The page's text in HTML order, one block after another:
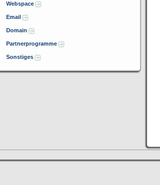
Webspace
Email
Domain
Partnerprogramme
Sonstiges